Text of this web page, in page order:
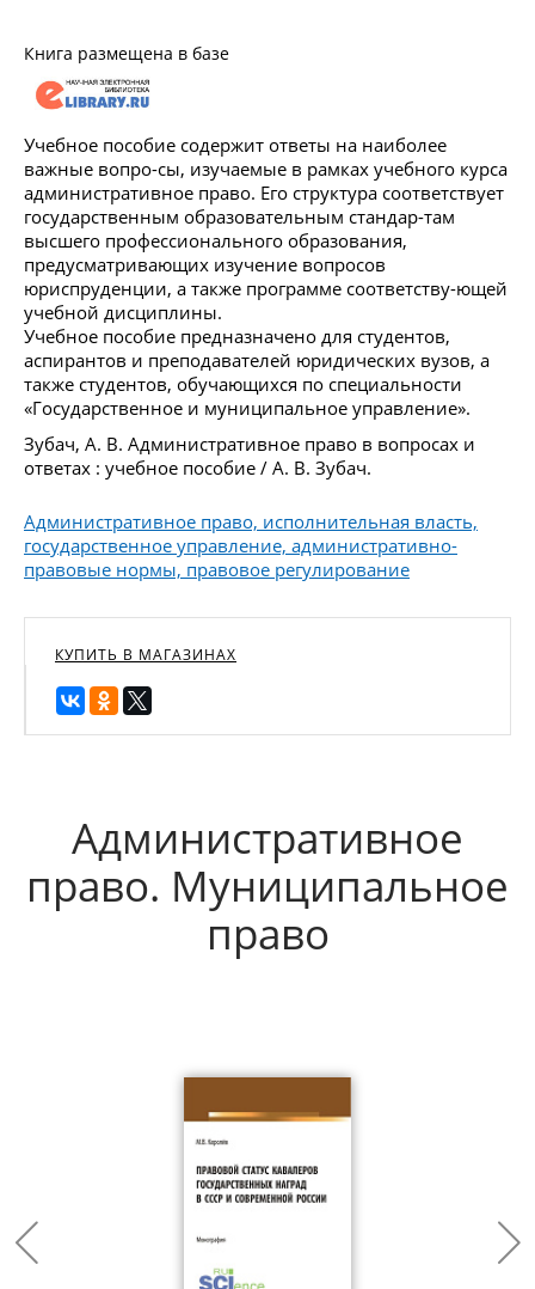
Книга размещена в базе
Учебное пособие содержит ответы на наиболее
важные вопро-сы, изучаемые в рамках учебного курса
административное право. Его структура соответствует
государственным образовательным стандар-там
высшего профессионального образования,
предусматривающих изучение вопросов
юриспруденции, а также программе соответству-ющей
учебной дисциплины.
Учебное пособие предназначено для студентов,
аспирантов и преподавателей юридических вузов, а
также студентов, обучающихся по специальности
«Государственное и муниципальное управление».
Зубач, А. В. Административное право в вопросах и
ответах : учебное пособие / А. В. Зубач.
Административное право, исполнительная власть,
государственное управление, административно-
правовые нормы, правовое регулирование
КУПИТЬ В МАГАЗИНАХ
Административное
право. Муниципальное
право